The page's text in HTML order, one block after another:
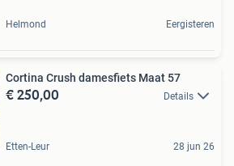
Helmond Eergisteren
Cortina Crush damesfiets Maat 57
€ 250,00 Details
Etten-Leur 28 jun 26